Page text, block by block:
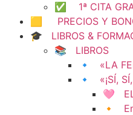
✅ 1ª CITA
🟨 PRECIOS Y
🎓 LIBROS &
📚 LIBROS
🔹 «LA
🔹 «¡SÍ,
🩷 EL
🔸